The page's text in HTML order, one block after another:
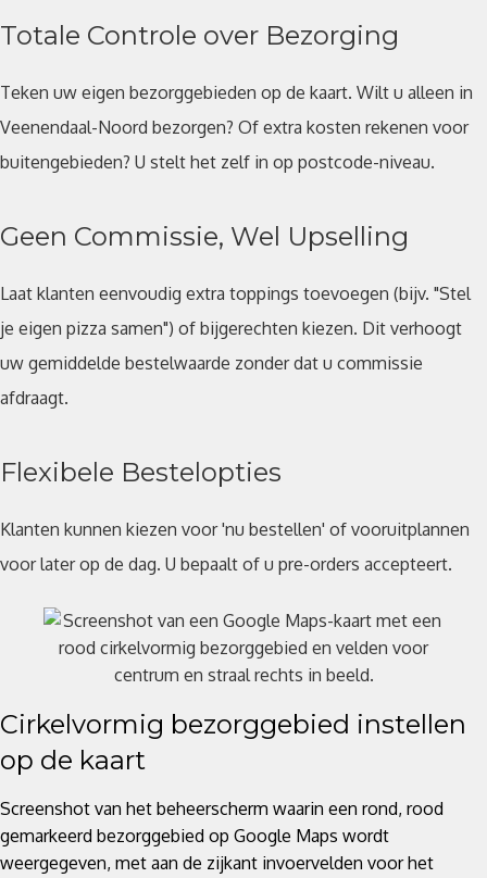
Totale Controle over Bezorging
Teken uw eigen bezorggebieden op de kaart. Wilt u alleen in
Veenendaal-Noord bezorgen? Of extra kosten rekenen voor
buitengebieden? U stelt het zelf in op postcode-niveau.
Geen Commissie, Wel Upselling
Laat klanten eenvoudig extra toppings toevoegen (bijv. "Stel
je eigen pizza samen") of bijgerechten kiezen. Dit verhoogt
uw gemiddelde bestelwaarde zonder dat u commissie
afdraagt.
Flexibele Bestelopties
Klanten kunnen kiezen voor 'nu bestellen' of vooruitplannen
voor later op de dag. U bepaalt of u pre-orders accepteert.
Cirkelvormig bezorggebied instellen
op de kaart
Screenshot van het beheerscherm waarin een rond, rood
gemarkeerd bezorggebied op Google Maps wordt
weergegeven, met aan de zijkant invoervelden voor het